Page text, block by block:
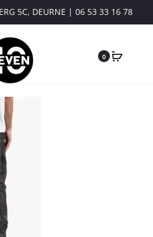
5C, DEURNE | 06 53 33 16 78
0